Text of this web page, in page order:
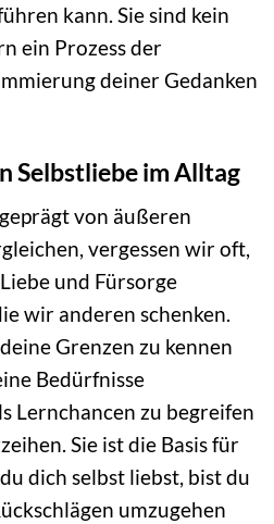
kann. Sie sind kein
ein Prozess der
deiner Gedanken
Selbstliebe im Alltag
von äußeren
vergessen wir oft,
und Fürsorge
wir anderen schenken.
Grenzen zu kennen
Bedürfnisse
Lernchancen zu begreifen
Sie ist die Basis für
dich selbst liebst, bist du
umzugehen